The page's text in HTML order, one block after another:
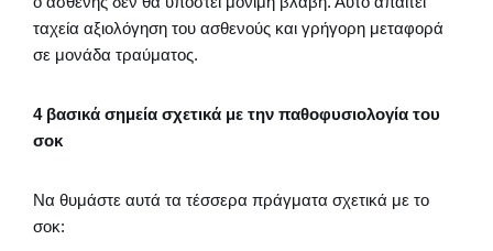
ταχεία αξιολόγηση του ασθενούς και γρήγορη μεταφορά
σε μονάδα τραύματος.
4 βασικά σημεία σχετικά με την παθοφυσιολογία του
σοκ
Να θυμάστε αυτά τα τέσσερα πράγματα σχετικά με το
σοκ: